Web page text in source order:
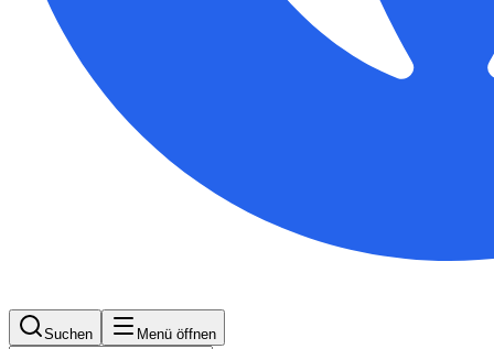
Suchen Menü öffnen